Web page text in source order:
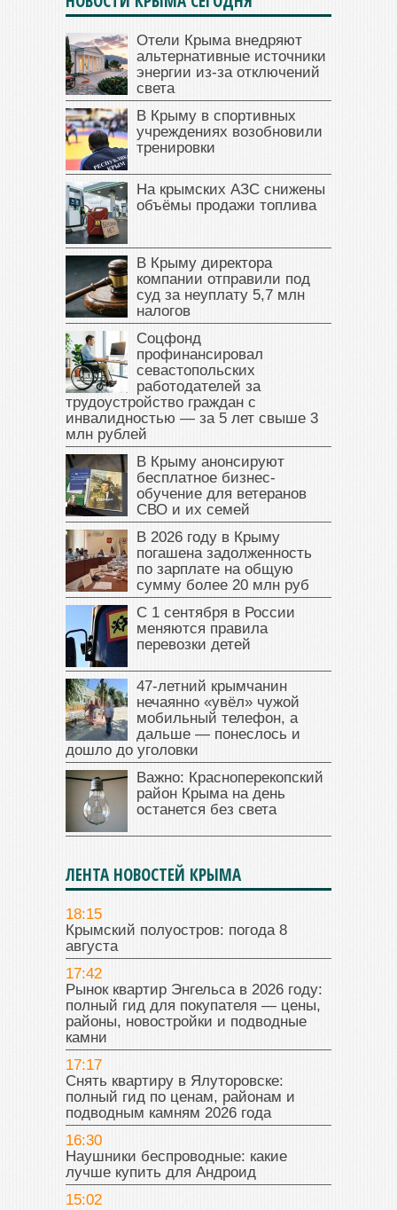
Отели Крыма внедряют
альтернативные источники
энергии из-за отключений
света
В Крыму в спортивных
учреждениях возобновили
тренировки
На крымских АЗС снижены
объёмы продажи топлива
В Крыму директора
компании отправили под
суд за неуплату 5,7 млн
налогов
Соцфонд
профинансировал
севастопольских
работодателей за
трудоустройство граждан с
инвалидностью — за 5 лет свыше 3
млн рублей
В Крыму анонсируют
бесплатное бизнес-
обучение для ветеранов
СВО и их семей
В 2026 году в Крыму
погашена задолженность
по зарплате на общую
сумму более 20 млн руб
С 1 сентября в России
меняются правила
перевозки детей
47‑летний крымчанин
нечаянно «увёл» чужой
мобильный телефон, а
дальше — понеслось и
дошло до уголовки
Важно: Красноперекопский
район Крыма на день
останется без света
ЛЕНТА НОВОСТЕЙ КРЫМА
18:15
Крымский полуостров: погода 8
августа
17:42
Рынок квартир Энгельса в 2026 году:
полный гид для покупателя — цены,
районы, новостройки и подводные
камни
17:17
Снять квартиру в Ялуторовске:
полный гид по ценам, районам и
подводным камням 2026 года
16:30
Наушники беспроводные: какие
лучше купить для Андроид
15:02